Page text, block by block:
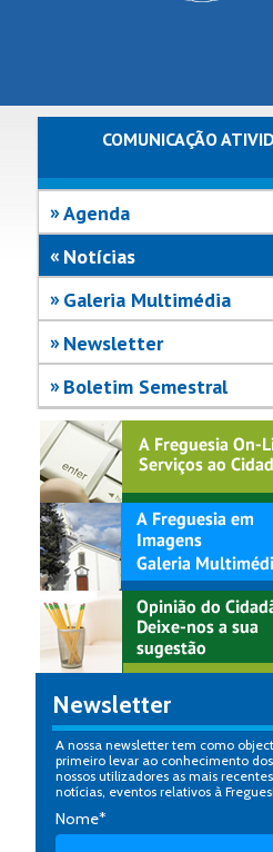
COMUNICAÇÃO
Agenda
Notícias
Galeria Multimédia
Newsletter
Boletim Semestral
Newsletter
A nossa newsletter tem como
primeiro levar ao conhecimento dos
nossos utilizadores as mais recentes
notícias, eventos relativos à
Nome*